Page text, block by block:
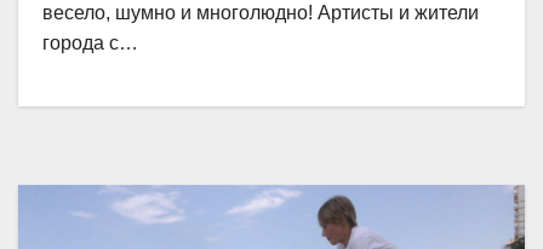
весело, шумно и многолюдно! Артисты и жители
города с…